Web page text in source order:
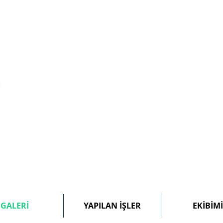
GALERİ YAPILAN İŞLER